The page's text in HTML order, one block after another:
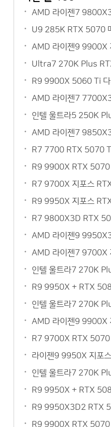
AMD 라이젠7
U9 285K RTX 5070
AMD 라이젠9 9900X
Ultra7 270K Plus
R9 9900X 5060 Ti 다
AMD 라이젠7
인텔 울트라5 250K
AMD 라이젠7
R7 7700 RTX 5070 Ti
R9 9900X RTX 5070
R7 9700X 지포스
R9 9950X 지포스
R7 9800X3D RTX
AMD 라이젠9
AMD 라이젠7 9700X
인텔 울트라7 270K
R9 9950X + RTX
인텔 울트라7 270K
AMD 라이젠9 9900X
R7 9700X RTX 5070
라이젠9 9950X 지포
인텔 울트라7 270K
R9 9950X + RTX
R9 9950X3D2 RTX
R9 9900X RTX 5070